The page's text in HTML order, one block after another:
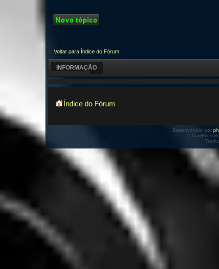
Criar um novo
Tópico
Voltar para Índice do Fórum
INFORMAÇÃO
Índice do Fórum
Desenvolvido por
© DarkFX